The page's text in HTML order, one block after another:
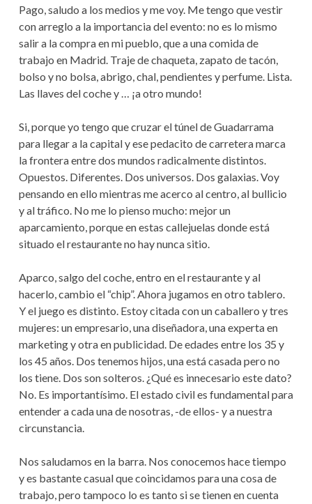
Pago, saludo a los medios y me voy. Me tengo que vestir
con arreglo a la importancia del evento: no es lo mismo
salir a la compra en mi pueblo, que a una comida de
trabajo en Madrid. Traje de chaqueta, zapato de tacón,
bolso y no bolsa, abrigo, chal, pendientes y perfume. Lista.
Las llaves del coche y … ¡a otro mundo!
Si, porque yo tengo que cruzar el túnel de Guadarrama
para llegar a la capital y ese pedacito de carretera marca
la frontera entre dos mundos radicalmente distintos.
Opuestos. Diferentes. Dos universos. Dos galaxias. Voy
pensando en ello mientras me acerco al centro, al bullicio
y al tráfico. No me lo pienso mucho: mejor un
aparcamiento, porque en estas callejuelas donde está
situado el restaurante no hay nunca sitio.
Aparco, salgo del coche, entro en el restaurante y al
hacerlo, cambio el “chip”. Ahora jugamos en otro tablero.
Y el juego es distinto. Estoy citada con un caballero y tres
mujeres: un empresario, una diseñadora, una experta en
marketing y otra en publicidad. De edades entre los 35 y
los 45 años. Dos tenemos hijos, una está casada pero no
los tiene. Dos son solteros. ¿Qué es innecesario este dato?
No. Es importantísimo. El estado civil es fundamental para
entender a cada una de nosotras, -de ellos- y a nuestra
circunstancia.
Nos saludamos en la barra. Nos conocemos hace tiempo
y es bastante casual que coincidamos para una cosa de
trabajo, pero tampoco lo es tanto si se tienen en cuenta